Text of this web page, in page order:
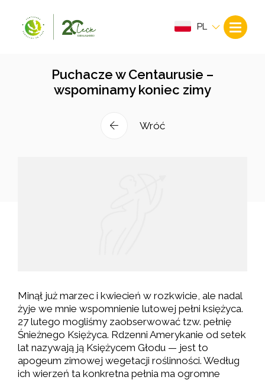
PL
Puchacze w Centaurusie –
wspominamy koniec zimy
Wróć
Minął już marzec i kwiecień w rozkwicie, ale nadal
żyje we mnie wspomnienie lutowej pełni księżyca.
27 lutego mogliśmy zaobserwować tzw. pełnię
Śnieżnego Księżyca. Rdzenni Amerykanie od setek
lat nazywają ją Księżycem Głodu — jest to
apogeum zimowej wegetacji roślinności. Według
ich wierzeń ta konkretna pełnia ma ogromne